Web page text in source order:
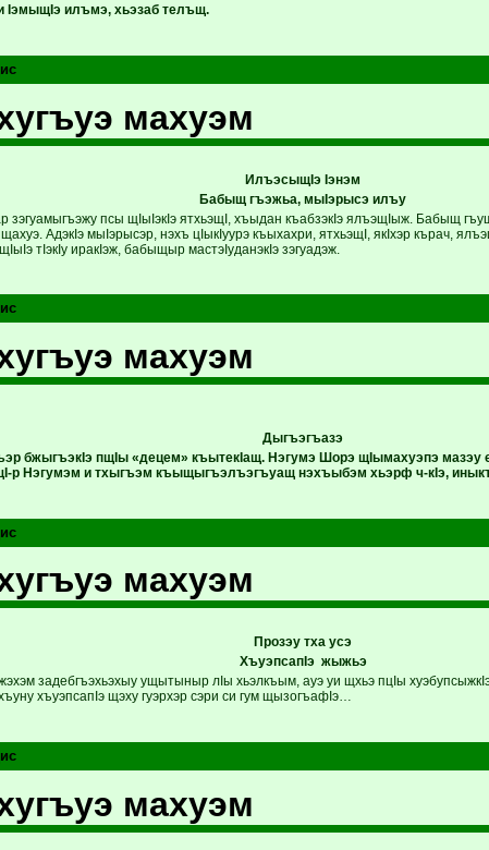
IэмыщIэ илъмэ, хьэзаб телъщ.
махуэм
ИлъэсыщIэ Iэнэм
Бабыщ гъэжьа, мыIэрысэ илъу
зэгуамыгъэжу псы щIыIэкIэ ятхьэщI, хъыдан къабзэкIэ ялъэщIыж. Бабыщ
АдэкIэ мыIэрысэр, нэхъ цIыкIуурэ къыхахри, ятхьэщI, якIхэр кърач,
тIэкIу иракIэж, бабыщыр мастэIуданэкIэ зэгуадэж.
махуэм
Дыгъэгъазэ
бжыгъэкIэ пщIы «децем» къытекIащ. Нэгумэ Шорэ щIымахуэпэ мазэу
р Нэгумэм и тхыгъэм къыщыгъэлъэгъуащ нэхъыбэм хьэрф ч-кIэ,
махуэм
Прозэу тха усэ
ХъуэпсапIэ жыжьэ
задебгъэхьэхыу ущытыныр лIы хьэлкъым, ауэ уи щхьэ пцIы
хъуэпсапIэ щэху гуэрхэр сэри си гум щызогъафIэ…
махуэм